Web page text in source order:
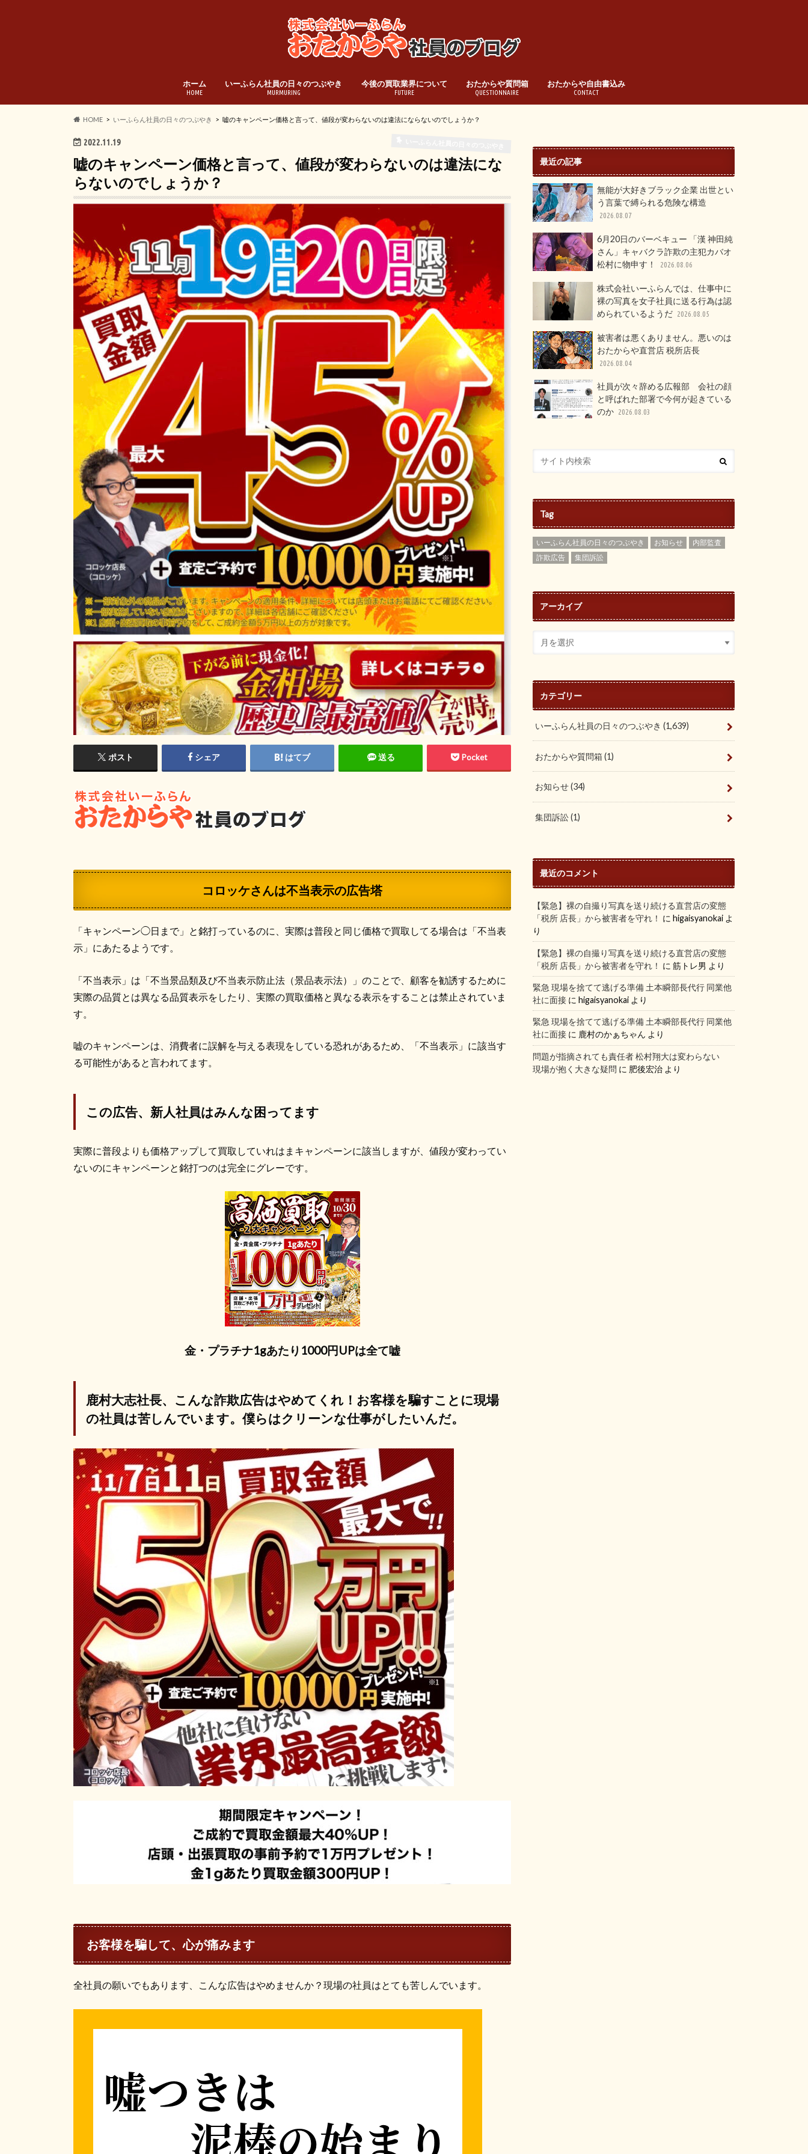
ホーム
HOME
いーふらん社員の日々のつぶやき
MURMURING
今後の買取業界について
FUTURE
おたからや質問箱
QUESTIONNAIRE
おたからや自由書込み
CONTACT
HOME いーふらん社員の日々のつぶやき 嘘のキャンペーン価格と言って、値段が変わらないのは違法にならないのでしょうか？
2022.11.19
嘘のキャンペーン価格と言って、値段が変わらないのは違法にな
らないのでしょうか？
ポスト シェア はてブ 送る Pocket
コロッケさんは不当表示の広告塔
「キャンペーン◯日まで」と銘打っているのに、実際は普段と同じ価格で買取してる場合は「不当表
示」にあたるようです。
「不当表示」は「不当景品類及び不当表示防止法（景品表示法）」のことで、顧客を勧誘するために
実際の品質とは異なる品質表示をしたり、実際の買取価格と異なる表示をすることは禁止されていま
す。
嘘のキャンペーンは、消費者に誤解を与える表現をしている恐れがあるため、「不当表示」に該当す
る可能性があると言われてます。
この広告、新人社員はみんな困ってます
実際に普段よりも価格アップして買取していれはまキャンペーンに該当しますが、値段が変わってい
ないのにキャンペーンと銘打つのは完全にグレーです。
金・プラチナ1gあたり1000円UPは全て嘘
鹿村大志社長、こんな詐欺広告はやめてくれ！お客様を騙すことに現場
の社員は苦しんでいます。僕らはクリーンな仕事がしたいんだ。
お客様を騙して、心が痛みます
全社員の願いでもあります、こんな広告はやめませんか？現場の社員はとても苦しんでいます。
最近の記事
無能が大好きブラック企業 出世とい
う言葉で縛られる危険な構造
2026.08.07
6月20日のバーベキュー 「漢 神田純
さん」キャバクラ詐欺の主犯カバオ
松村に物申す！
2026.08.06
株式会社いーふらんでは、仕事中に
裸の写真を女子社員に送る行為は認
められているようだ 2026.08.05
被害者は悪くありません。悪いのは
おたからや直営店 税所店長
2026.08.04
社員が次々辞める広報部 会社の顔
と呼ばれた部署で今何が起きている
のか 2026.08.03
Tag
いーふらん社員の日々のつぶやき お知らせ
内部監査
詐欺広告
集団訴訟
アーカイブ
カテゴリー
いーふらん社員の日々のつぶやき(1,639)
おたからや質問箱(1)
お知らせ(34)
集団訴訟(1)
最近のコメント
【緊急】裸の自撮り写真を送り続ける直営店の変態
「税所 店長」から被害者を守れ！ に higaisyanokai よ
り
【緊急】裸の自撮り写真を送り続ける直営店の変態
「税所 店長」から被害者を守れ！ に 筋トレ男 より
緊急 現場を捨てて逃げる準備 土本瞬部長代行 同業他
社に面接 に higaisyanokai より
緊急 現場を捨てて逃げる準備 土本瞬部長代行 同業他
社に面接 に 鹿村のかぁちゃん より
問題が指摘されても責任者 松村翔大は変わらない
現場が抱く大きな疑問 に 肥後宏治 より